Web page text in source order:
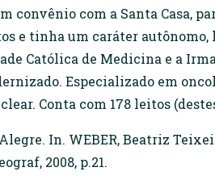
convênio com a Santa Casa,
e tinha um caráter
Católica de Medicina e a
Especializado em
Conta com 178 leitos
In. WEBER, Beatriz
2008, p.21.